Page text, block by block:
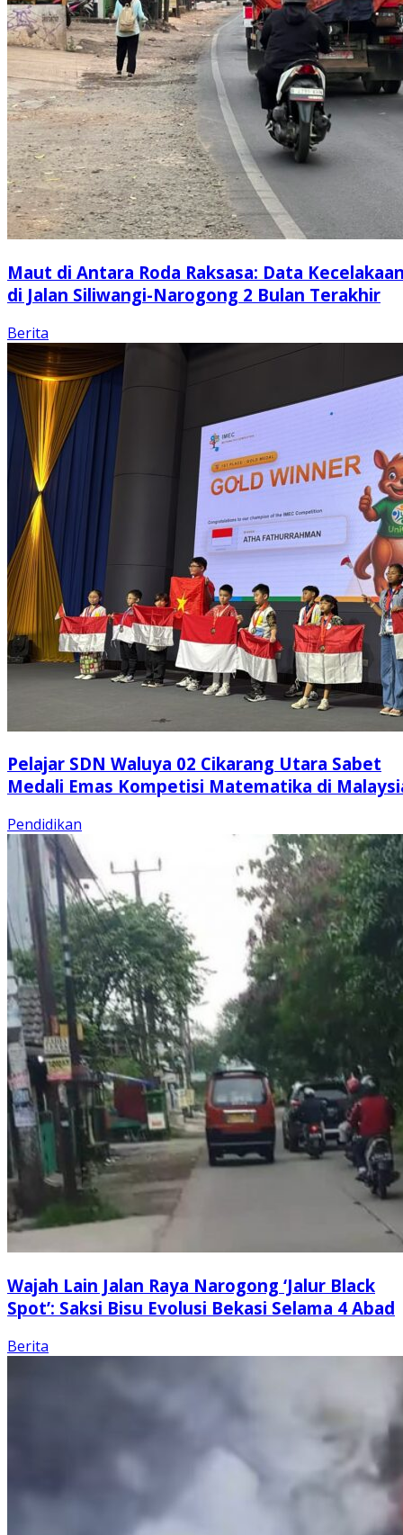
Maut di Antara Roda Raksasa: Data
di Jalan Siliwangi-Narogong 2 Bulan Terakhir
Berita
Pelajar SDN Waluya 02 Cikarang Utara Sabet
Medali Emas Kompetisi Matematika di
Pendidikan
Wajah Lain Jalan Raya Narogong ‘Jalur Black
Spot’: Saksi Bisu Evolusi Bekasi Selama 4 Abad
Berita